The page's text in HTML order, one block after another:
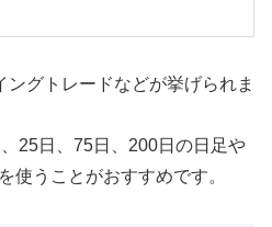
グトレードなどが挙げられま
25日、75日、200日の日足や
使うことがおすすめです。